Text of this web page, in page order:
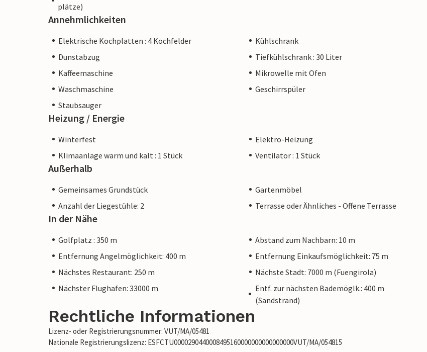
plätze)
Annehmlichkeiten
Elektrische Kochplatten : 4 Kochfelder
Kühlschrank
Dunstabzug
Tiefkühlschrank : 30 Liter
Kaffeemaschine
Mikrowelle mit Ofen
Waschmaschine
Geschirrspüler
Staubsauger
Heizung / Energie
Winterfest
Elektro-Heizung
Klimaanlage warm und kalt : 1 Stück
Ventilator : 1 Stück
Außerhalb
Gemeinsames Grundstück
Gartenmöbel
Anzahl der Liegestühle: 2
Terrasse oder Ähnliches - Offene Terrasse
In der Nähe
Golfplatz : 350 m
Abstand zum Nachbarn: 10 m
Entfernung Angelmöglichkeit: 400 m
Entfernung Einkaufsmöglichkeit: 75 m
Nächstes Restaurant: 250 m
Nächste Stadt: 7000 m (Fuengirola)
Nächster Flughafen: 33000 m
Entf. zur nächsten Bademöglk.: 400 m
(Sandstrand)
Rechtliche Informationen
Lizenz- oder Registrierungsnummer: VUT/MA/05481
Nationale Registrierungslizenz: ESFCTU0000290440008495160000000000000000VUT/MA/054815